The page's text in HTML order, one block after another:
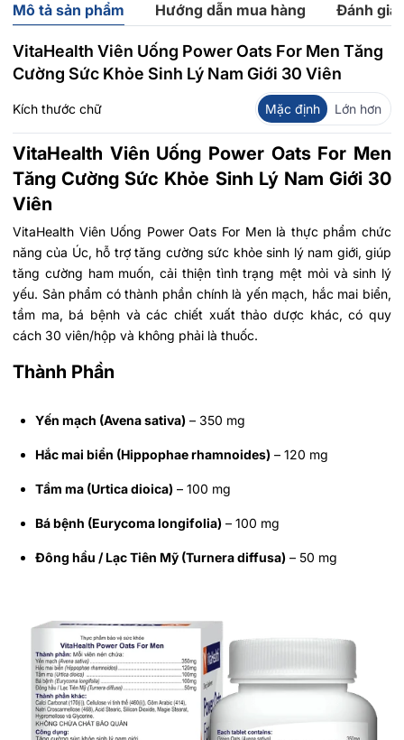
Mô tả sản phẩm Hướng dẫn mua hàng Đánh giá
VitaHealth Viên Uống Power Oats For Men Tăng
Cường Sức Khỏe Sinh Lý Nam Giới 30 Viên
Kích thước chữ Mặc định Lớn hơn
VitaHealth Viên Uống Power Oats For Men
Tăng Cường Sức Khỏe Sinh Lý Nam Giới 30
Viên
VitaHealth Viên Uống Power Oats For Men là thực phẩm chức
năng của Úc, hỗ trợ tăng cường sức khỏe sinh lý nam giới, giúp
tăng cường ham muốn, cải thiện tình trạng mệt mỏi và sinh lý
yếu. Sản phẩm có thành phần chính là yến mạch, hắc mai biển,
tầm ma, bá bệnh và các chiết xuất thảo dược khác, có quy
cách 30 viên/hộp và không phải là thuốc.
Thành Phần
Yến mạch (Avena sativa) – 350 mg
Hắc mai biển (Hippophae rhamnoides) – 120 mg
Tầm ma (Urtica dioica) – 100 mg
Bá bệnh (Eurycoma longifolia) – 100 mg
Đông hầu / Lạc Tiên Mỹ (Turnera diffusa) – 50 mg